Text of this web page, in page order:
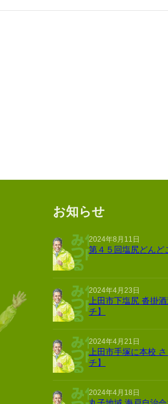
お知らせ
2024年8月11日
第４５回塩尻どんど
2024年4月23日
上田市下塩尻 沓掛
チ】
2024年4月21日
上田市手塚に本校
チ】
2024年4月18日